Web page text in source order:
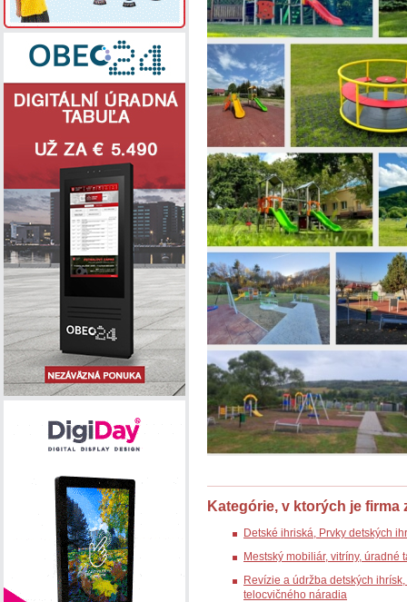
Kategórie, v ktorých je firma
Detské ihriská, Prvky detských
Mestský mobiliár, vitríny, úradné
Revízie a údržba detských
telocvičného náradia